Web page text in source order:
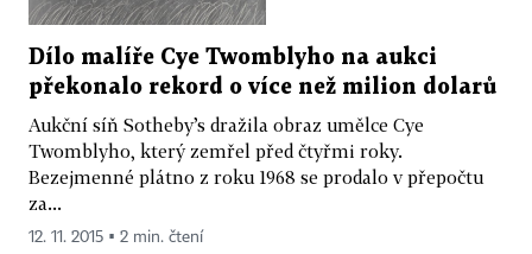
Dílo malíře Cye Twomblyho na aukci
překonalo rekord o více než milion dolarů
Aukční síň Sotheby’s dražila obraz umělce Cye
Twomblyho, který zemřel před čtyřmi roky.
Bezejmenné plátno z roku 1968 se prodalo v přepočtu
za...
12. 11. 2015 ▪ 2 min. čtení